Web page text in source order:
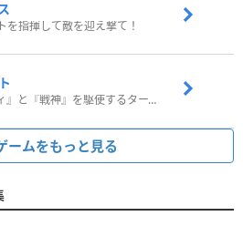
を指揮して敵を迎え撃て！
武器の『アビリティ』と『戦神』を駆使するターン制コマンドバトルRPG！
ームをもっと見る